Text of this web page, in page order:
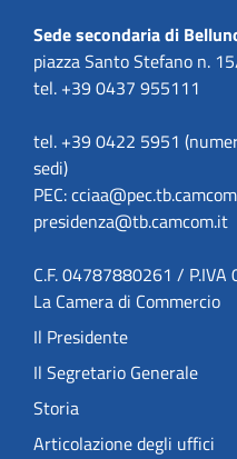
Sede secondaria di
piazza Santo Stefano n.
tel. +39 0437 955111
tel. +39 0422 5951
sedi)
PEC:
presidenza@tb.camcom.it
C.F. 04787880261 /
La Camera di Commercio
Il Presidente
Il Segretario Generale
Storia
Articolazione degli uffici